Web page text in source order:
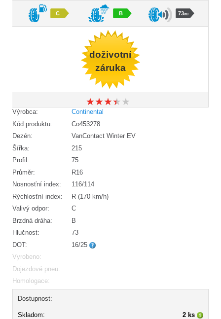
C B 73dB
doživotní
záruka
★★★★★
★★★★★
Výrobca:
Continental
Kód produktu:
Co453278
Dezén:
VanContact Winter EV
Šířka:
215
Profil:
75
Průměr:
R16
Nosnosťní index:
116/114
Rýchlosťní index:
R (170 km/h)
Valivý odpor:
C
Brzdná dráha:
B
Hlučnost:
73
DOT:
16/25
Vyrobeno:
Dojezdové pneu:
Homologace:
Dostupnost:
Skladom:
2 ks